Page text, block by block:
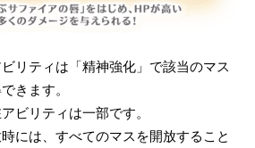
リティは「精神強化」で該当のマス
きます。
ビリティは一部です。
には、すべてのマスを開放すること